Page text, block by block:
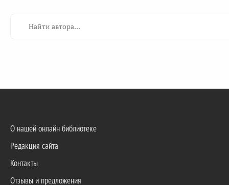
О нашей онлайн библиотеке
Редакция сайта
Контакты
Отзывы и предложения